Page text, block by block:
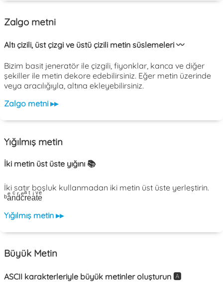
Zalgo metni
Altı çizili, üst çizgi ve üstü çizili metin süslemeleri 〰️
Bizim basit jeneratör ile çizgili, fiyonklar, kanca ve diğer
şekiller ile metin dekore edebilirsiniz. Eğer metin üzerinde
veya aracılığıyla, altına ekleyebilirsiniz.
Zalgo metni ▸▸
Yığılmış metin
İki metin üst üste yığını 📚
İki satır boşluk kullanmadan iki metin üst üste yerleştirin.
ᵇaͤnͨdͬcͤrͣeͭaͥtͮeͤ
Yığılmış metin ▸▸
Büyük Metin
ASCII karakterleriyle büyük metinler oluşturun 🅰️